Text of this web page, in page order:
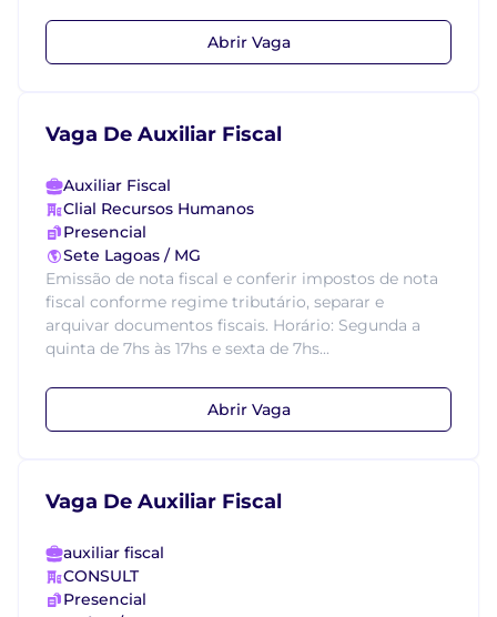
Abrir Vaga
Vaga De Auxiliar Fiscal
Auxiliar Fiscal
Clial Recursos Humanos
Presencial
Sete Lagoas / MG
Emissão de nota fiscal e conferir impostos de nota
fiscal conforme regime tributário, separar e
arquivar documentos fiscais. Horário: Segunda a
quinta de 7hs às 17hs e sexta de 7hs...
Abrir Vaga
Vaga De Auxiliar Fiscal
auxiliar fiscal
CONSULT
Presencial